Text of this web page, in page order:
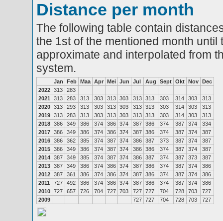
Distance per month
The following table contain
the 1st of the mentioned month
approximate and interpolated from
system.
Jan Feb Maa Apr Mei Jun Jul Aug Sept Okt Nov Dec
2022 313
283
2021
313 283 313 303 313 303 313 313 303 314 303
313
2020 313 293 313 303 313 303 313 313 303 314 303
313
2019 313 283 313 303 313 303 313 313 303 314 303
313
2018 386 349 386 374 386 374 387 386 374 387 374
334
2017 386 349 386 374 386 374 387 386 374 387 374
387
2016 386 362 385 374 387 374 386 387 373 387 374
387
2015 386 349 386 374 387 374 386 386 374 387 374
387
2014 387 349 385 374 387 374 386 387 374 387 373
387
2013 387 349 386 374 386 374 387 386 374 387 374
386
2012 387 361 386 374 386 374 387 386 374 387 374
386
2011
727 492 386 374 386 374 387 386 374 387 374
386
2010 727 657 726 704 727 703 727 727 704 728 703
727
2009
727 727 704 728 703 727